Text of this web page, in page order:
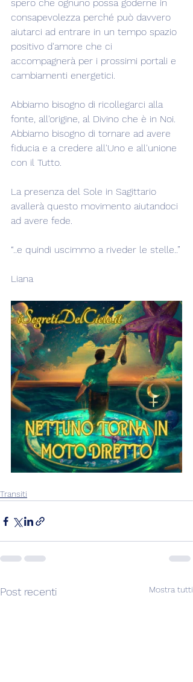
spero che ognuno possa goderne in
consapevolezza perché può davvero
aiutarci ad entrare in un tempo spazio
positivo d'amore che ci
accompagnerà per i prossimi portali e
cambiamenti energetici.
Abbiamo bisogno di ricollegarci alla
fonte, all'origine, al Divino che è in Noi.
Abbiamo bisogno di tornare ad avere
fiducia e a credere all'Uno e all'unione
con il Tutto.
La presenza del Sole in Sagittario
avallerà questo movimento aiutandoci
ad avere fede.
“..e quindi uscimmo a riveder le stelle..”
Liana
Transiti
Post recenti Mostra tutti